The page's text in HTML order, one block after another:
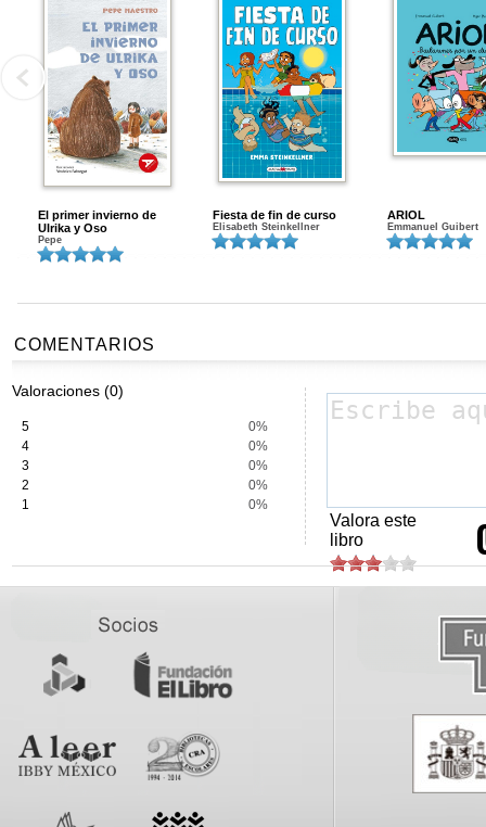
El primer invierno de
Ulrika y Oso
Pepe
Fiesta de fin de curso
Elisabeth Steinkellner
ARIOL
Emmanuel Guibert
COMENTARIOS
Valoraciones (0)
5
0%
4
0%
3
0%
2
0%
1
0%
Valora este
libro